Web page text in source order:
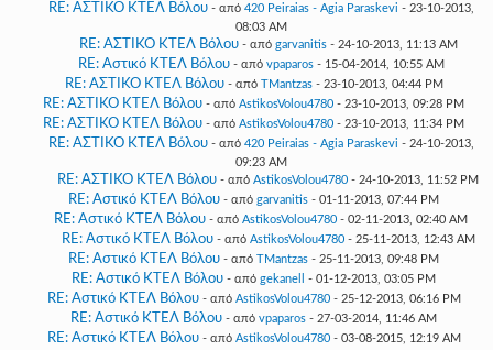
RE: ΑΣΤΙΚΟ ΚΤΕΛ Βόλου - από 420 Peiraias - Agia Paraskevi - 23-10-2013,
08:03 AM
RE: ΑΣΤΙΚΟ ΚΤΕΛ Βόλου - από garvanitis- 24-10-2013, 11:13 AM
RE: Αστικό ΚΤΕΛ Βόλου - από vpaparos- 15-04-2014, 10:55 AM
RE: ΑΣΤΙΚΟ ΚΤΕΛ Βόλου - από TMantzas- 23-10-2013, 04:44 PM
RE: ΑΣΤΙΚΟ ΚΤΕΛ Βόλου - από AstikosVolou4780 - 23-10-2013, 09:28 PM
RE: ΑΣΤΙΚΟ ΚΤΕΛ Βόλου - από AstikosVolou4780 - 23-10-2013, 11:34 PM
RE: ΑΣΤΙΚΟ ΚΤΕΛ Βόλου - από 420 Peiraias - Agia Paraskevi - 24-10-2013,
09:23 AM
RE: ΑΣΤΙΚΟ ΚΤΕΛ Βόλου - από AstikosVolou4780 - 24-10-2013, 11:52 PM
RE: Αστικό ΚΤΕΛ Βόλου - από garvanitis - 01-11-2013, 07:44 PM
RE: Αστικό ΚΤΕΛ Βόλου - από AstikosVolou4780 - 02-11-2013, 02:40 AM
RE: Αστικό ΚΤΕΛ Βόλου - από AstikosVolou4780- 25-11-2013, 12:43 AM
RE: Αστικό ΚΤΕΛ Βόλου - από TMantzas - 25-11-2013, 09:48 PM
RE: Αστικό ΚΤΕΛ Βόλου - από gekanell - 01-12-2013, 03:05 PM
RE: Αστικό ΚΤΕΛ Βόλου - από AstikosVolou4780- 25-12-2013, 06:16 PM
RE: Αστικό ΚΤΕΛ Βόλου - από vpaparos - 27-03-2014, 11:46 AM
RE: Αστικό ΚΤΕΛ Βόλου - από AstikosVolou4780- 03-08-2015, 12:19 AM